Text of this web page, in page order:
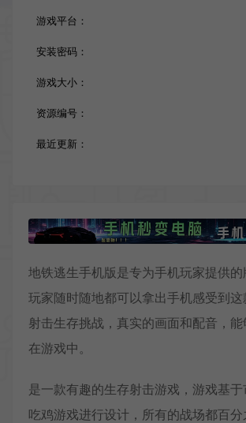
游戏平台：
安装密码：
游戏大小：
资源编号：
最近更新：
地铁逃生手机版是专为手机玩家提供
玩家随时随地都可以拿出手机感受到
射击生存挑战，真实的画面和配音，
在游戏中。
是一款有趣的生存射击游戏，游戏基
吃鸡游戏进行设计，所有的战场都百